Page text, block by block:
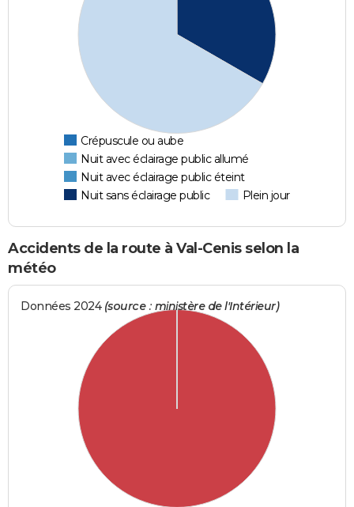
Crépuscule ou aube
Nuit avec éclairage public allumé
Nuit avec éclairage public éteint
Nuit sans éclairage public
Plein jour
Accidents de la route à Val-Cenis selon la
météo
Données 2024 (source : ministère de l'Intérieur)